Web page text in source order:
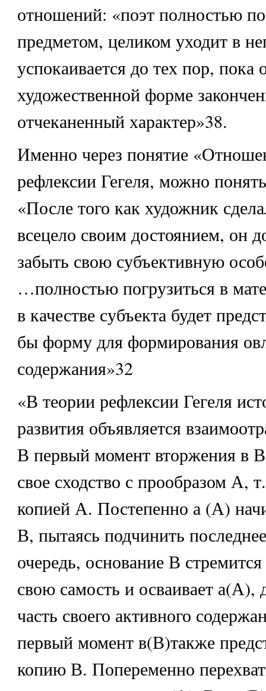
отношений: «поэт полностью
предметом, целиком уходит в
успокаивается до тех пор, пока
художественной форме
отчеканенный характер»38.
Именно через понятие
рефлексии Гегеля, можно
«После того как художник
всецело своим достоянием, он
забыть свою субъективную
…полностью погрузиться в
в качестве субъекта будет
бы форму для формирования
содержания»32
«В теории рефлексии Гегеля
развития объявляется
В первый момент вторжения в
свое сходство с прообразом А,
копией А. Постепенно а (А)
В, пытаясь подчинить
очередь, основание В
свою самость и осваивает а(А),
часть своего активного
первый момент в(В)также
копию В. Попеременно